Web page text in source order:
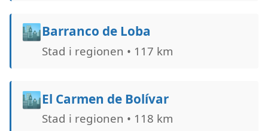
🏙️Barranco de Loba
Stad i regionen • 117 km
🏙️El Carmen de Bolívar
Stad i regionen • 118 km